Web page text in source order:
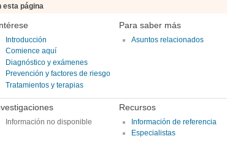
esta página
Introducción
Comience aquí
Diagnóstico y exámenes
Prevención y factores de riesgo
Tratamientos y terapias
Para saber más
Asuntos relacionados
Información no disponible
Recursos
Información de referencia
Especialistas